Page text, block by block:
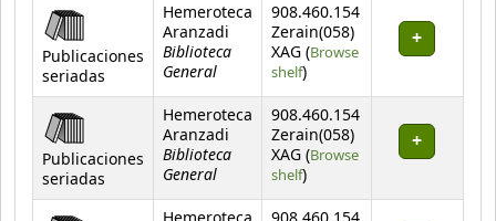
Publicaciones
seriadas
Hemeroteca
Aranzadi
Biblioteca
General
908.460.154
Zerain(058)
XAG (Browse
shelf(Opens below)
)
Publicaciones
seriadas
Hemeroteca
Aranzadi
Biblioteca
General
908.460.154
Zerain(058)
XAG (Browse
shelf(Opens below)
)